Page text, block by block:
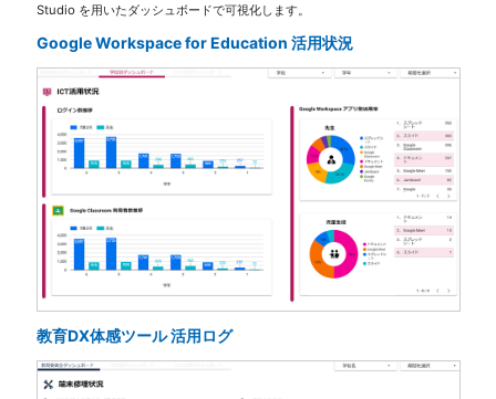
Studio を用いたダッシュボードで可視化します。
Google Workspace for Education 活用状況
教育DX体感ツール 活用ログ